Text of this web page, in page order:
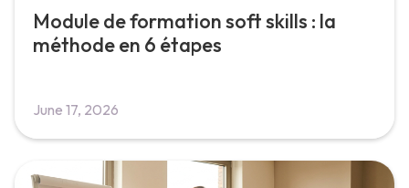
Module de formation soft skills : la
méthode en 6 étapes
June 17, 2026